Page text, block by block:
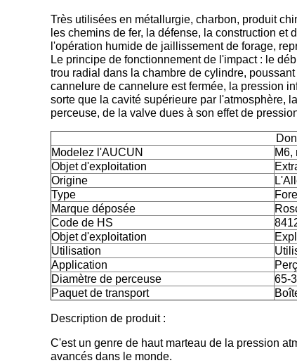
Très utilisées en métallurgie, charbon, produit
les chemins de fer, la défense, la construction
l'opération humide de jaillissement de forage,
Le principe de fonctionnement de l'impact : le
trou radial dans la chambre de cylindre,
cannelure de cannelure est fermée, la pression
sorte que la cavité supérieure par l'atmosphère,
perceuse, de la valve dues à son effet de
Modelez l'AUCUN
M6,
Objet d'exploitation
Origine
Type
Marque déposée
Code de HS
Objet d'exploitation
Utilisation
Application
Diamètre de perceuse
65-
Paquet de transport
Description de produit :
C'est un genre de haut marteau de la pression
avancés dans le monde.